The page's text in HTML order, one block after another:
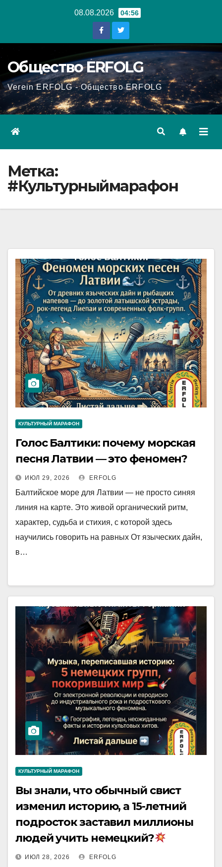
08.08.2026 04:56
Общество ERFOLG
Verein ERFOLG - Общество ERFOLG
Метка:
#Культурныймарафон
КУЛЬТУРНЫЙ МАРАФОН
Голос Балтики: почему морская
песня Латвии — это феномен?
ИЮЛ 29, 2026 ERFOLG
Балтийское море для Латвии — не просто синяя
линия на карте. Это живой органический ритм,
характер, судьба и стихия, с которой здесь
научились говорить на равных От языческих дайн,
в…
КУЛЬТУРНЫЙ МАРАФОН
Вы знали, что обычный свист
изменил историю, а 15-летний
подросток заставил миллионы
людей учить немецкий?
ИЮЛ 28, 2026 ERFOLG